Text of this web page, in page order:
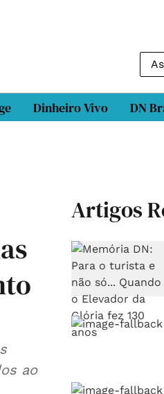
Dinheiro Vivo DN
ao
Artigos